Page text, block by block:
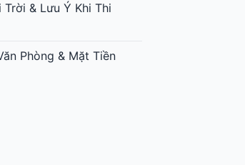
& Lưu Ý Khi Thi
Phòng & Mặt Tiền